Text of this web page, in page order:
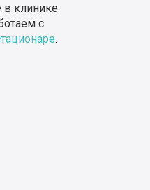
в клинике
с
.